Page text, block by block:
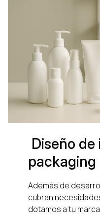
Diseño
packaging
Además de
cubran
dotamos a tu